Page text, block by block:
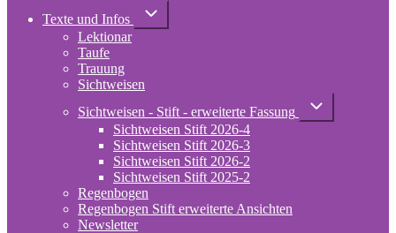
Texte und Infos
Unternavigation
Lektionar
Taufe
Trauung
Sichtweisen
Sichtweisen - Stift - erweiterte Fassung
Unternavigation
Sichtweisen Stift 2026-4
Sichtweisen Stift 2026-3
Sichtweisen Stift 2026-2
Sichtweisen Stift 2025-2
Regenbogen
Regenbogen Stift erweiterte Ansichten
Newsletter